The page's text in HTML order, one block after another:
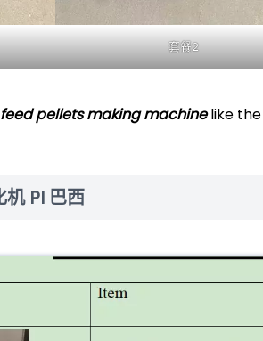
套餐2
pellets making machinelike the
PI 巴西